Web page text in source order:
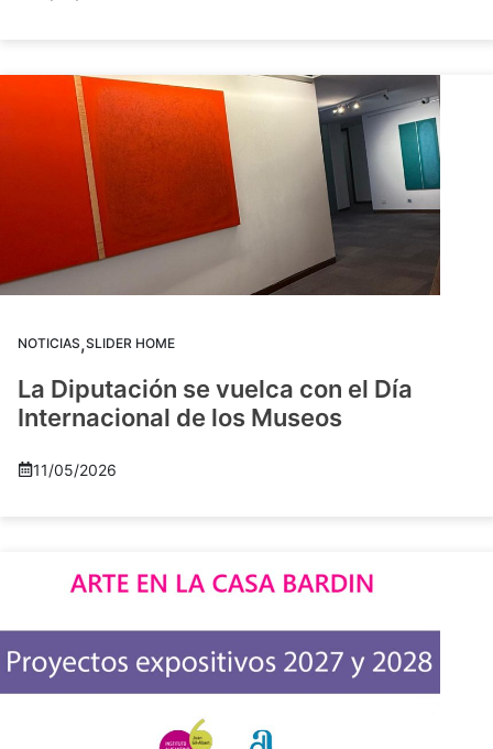
NOTICIAS,SLIDER HOME
La Diputación se vuelca con el Día
Internacional de los Museos
11/05/2026